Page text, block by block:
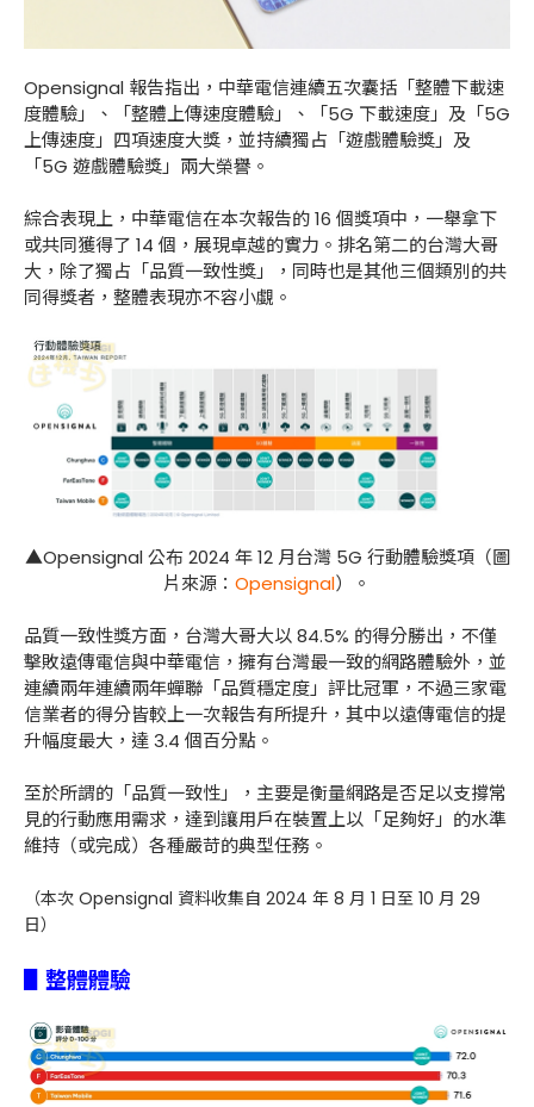
Opensignal 報告指出，中華電信連續五次囊括「整體下載速
度體驗」、「整體上傳速度體驗」、「5G 下載速度」及「5G
上傳速度」四項速度大獎，並持續獨占「遊戲體驗獎」及
「5G 遊戲體驗獎」兩大榮譽。
綜合表現上，中華電信在本次報告的 16 個獎項中，一舉拿下
或共同獲得了 14 個，展現卓越的實力。排名第二的台灣大哥
大，除了獨占「品質一致性獎」，同時也是其他三個類別的共
同得獎者，整體表現亦不容小覷。
▲Opensignal 公布 2024 年 12 月台灣 5G 行動體驗獎項（圖
片來源： Opensignal）。
品質一致性獎方面，台灣大哥大以 84.5% 的得分勝出，不僅
擊敗遠傳電信與中華電信，擁有台灣最一致的網路體驗外，並
連續兩年連續兩年蟬聯「品質穩定度」評比冠軍，不過三家電
信業者的得分皆較上一次報告有所提升，其中以遠傳電信的提
升幅度最大，達 3.4 個百分點。
至於所謂的「品質一致性」，主要是衡量網路是否足以支撐常
見的行動應用需求，達到讓用戶在裝置上以「足夠好」的水準
維持（或完成）各種嚴苛的典型任務。
（本次 Opensignal 資料收集自 2024 年 8 月 1 日至 10 月 29
日）
整體體驗